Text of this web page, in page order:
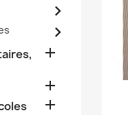




